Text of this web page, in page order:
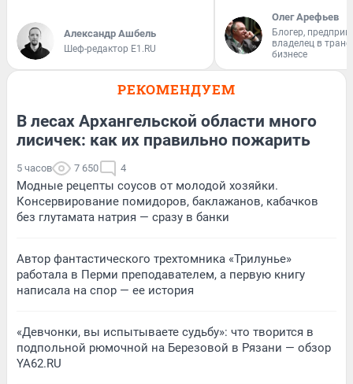
Александр Ашбель
Шеф-редактор E1.RU
Олег Арефьев
Блогер,
владелец в
бизнесе
РЕКОМЕНДУЕМ
В лесах Архангельской области много
лисичек: как их правильно пожарить
5 часов 7 650 4
Модные рецепты соусов от молодой хозяйки.
Консервирование помидоров, баклажанов, кабачков
без глутамата натрия — сразу в банки
Автор фантастического трехтомника «Трилунье»
работала в Перми преподавателем, а первую книгу
написала на спор — ее история
«Девчонки, вы испытываете судьбу»: что творится в
подпольной рюмочной на Березовой в Рязани — обзор
YA62.RU